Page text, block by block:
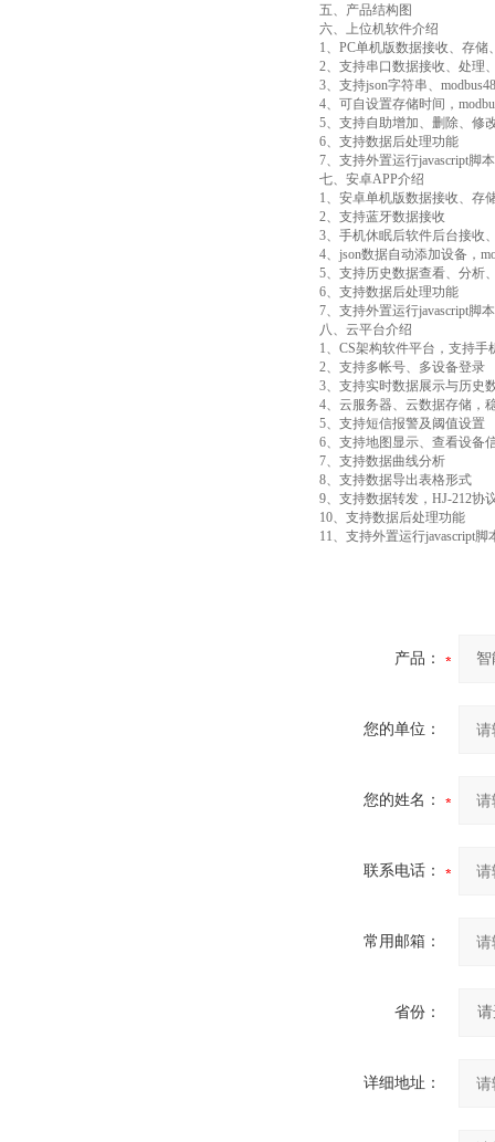
五、产品结构图
六、上位机软件介绍
1、PC单机版数据接收、存储
2、支持串口数据接收、处理
3、支持json字符串、
4、可自设置存储时间，
5、支持自助增加、删除、修
6、支持数据后处理功能
7、支持外置运行javascript脚本
七、安卓APP介绍
1、安卓单机版数据接收、存
2、支持蓝牙数据接收
3、手机休眠后软件后台接收
4、json数据自动添加设备，
5、支持历史数据查看、分析、
6、支持数据后处理功能
7、支持外置运行javascript脚本
八、云平台介绍
1、CS架构软件平台，支持手
2、支持多帐号、多设备登录
3、支持实时数据展示与历史
4、云服务器、云数据存储，
5、支持短信报警及阈值设置
6、支持地图显示、查看设备
7、支持数据曲线分析
8、支持数据导出表格形式
9、支持数据转发，HJ-212协议
10、支持数据后处理功能
11、支持外置运行javascript脚
产品：
您的单位：
您的姓名：
联系电话：
常用邮箱：
省份：
详细地址：